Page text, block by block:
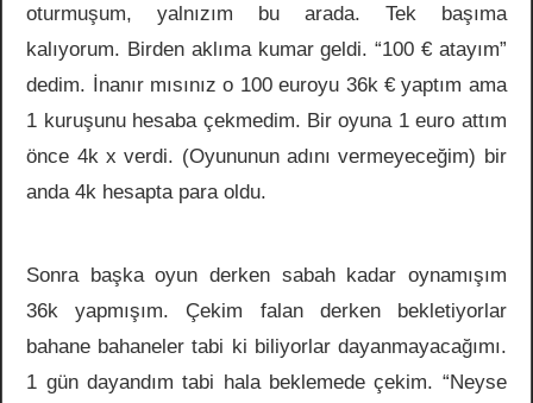
oturmuşum, yalnızım bu arada. Tek başıma
kalıyorum. Birden aklıma kumar geldi. “100 € atayım”
dedim. İnanır mısınız o 100 euroyu 36k € yaptım ama
1 kuruşunu hesaba çekmedim. Bir oyuna 1 euro attım
önce 4k x verdi. (Oyununun adını vermeyeceğim) bir
anda 4k hesapta para oldu.
Sonra başka oyun derken sabah kadar oynamışım
36k yapmışım. Çekim falan derken bekletiyorlar
bahane bahaneler tabi ki biliyorlar dayanmayacağımı.
1 gün dayandım tabi hala beklemede çekim. “Neyse